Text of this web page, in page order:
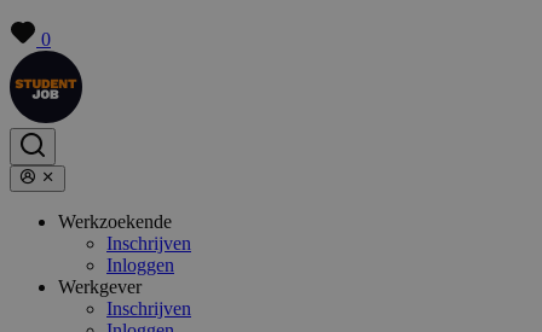
0
Werkzoekende
Inschrijven
Inloggen
Werkgever
Inschrijven